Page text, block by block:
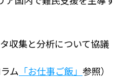
収集と分析について協議
ム 「お仕事ご飯」 参照）